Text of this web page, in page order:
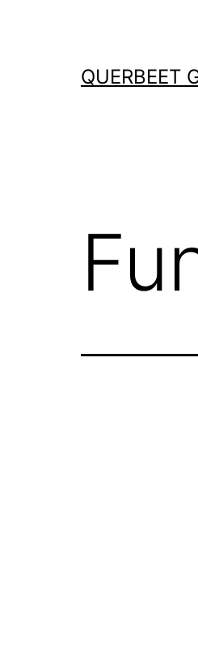
QUERBEET